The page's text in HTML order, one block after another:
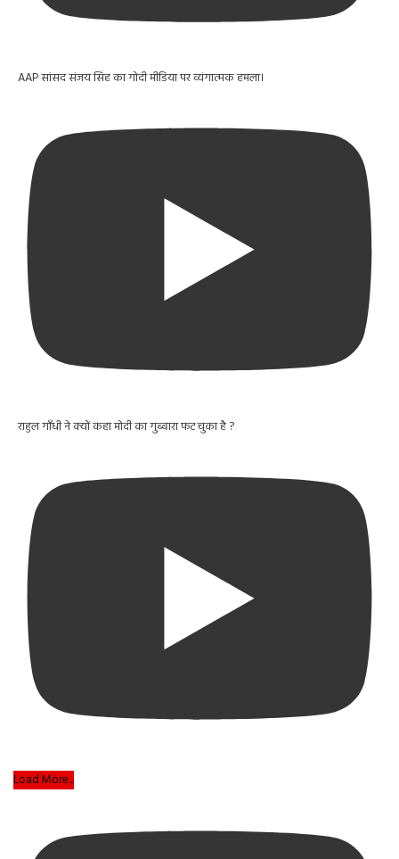
AAP सांसद संजय सिंह का गोदी मीडिया पर व्यंगात्मक हमला।
राहुल गाँधी ने क्यों कहा मोदी का गुब्बारा फट चुका है ?
Load More...